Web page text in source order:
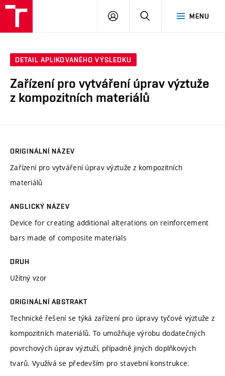
MENU
PŘIHLÁSIT
DETAIL APLIKOVANÉHO VÝSLEDKU
Zařízení pro vytváření úprav výztuže
z kompozitních materiálů
ORIGINÁLNÍ NÁZEV
Zařízení pro vytváření úprav výztuže z kompozitních
materiálů
ANGLICKÝ NÁZEV
Device for creating additional alterations on reinforcement
bars made of composite materials
DRUH
Užitný vzor
ORIGINÁLNÍ ABSTRAKT
Technické řešení se týká zařízení pro úpravy tyčové výztuže z
kompozitních materiálů. To umožňuje výrobu dodatečných
povrchových úprav výztuží, případně jiných doplňkových
tvarů. Využívá se především pro stavební konstrukce.